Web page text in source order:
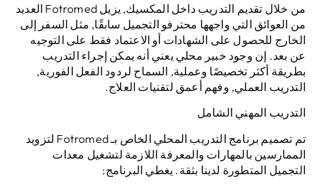
من خلال تقديم التدريب داخل المكسيك, يزيل Fotromed العديد
من العوائق التي واجهها محترفو التجميل سابقًا, مثل السفر إلى
الخارج للحصول على الشهادات أو الاعتماد فقط على التوجيه
عن بعد. إن وجود خبير محلي يعني أنه يمكن إجراء التدريب
بطريقة أكثر تخصيصًا وعملية, السماح لردود الفعل الفورية,
التدريب العملي, وفهم أعمق لتقنيات العلاج.
التدريب المهني الشامل
تم تصميم برنامج التدريب المحلي الخاص بـ Fotromed لتزويد
الممارسين بالمهارات والمعرفة اللازمة لتشغيل معدات
التجميل المتطورة لدينا بثقة. يغطي البرنامج: